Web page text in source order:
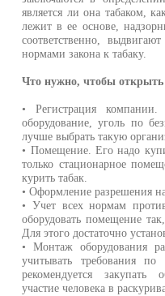
является ли она табаком,
лежит в ее основе,
соответственно,
нормами закона к табаку.
Что нужно, чтобы
• Регистрация компании.
оборудование, уголь по
лучше выбрать такую
• Помещение. Его надо
только стационарное
курить табак.
• Оформление разрешения
• Учет всех нормам
оборудовать помещение
Для этого достаточно
• Монтаж оборудования
учитывать требования по
рекомендуется закупать
участие человека в